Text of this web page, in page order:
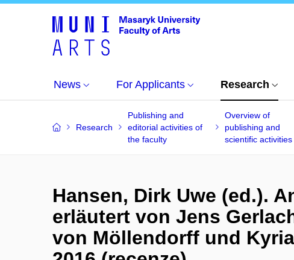
News For Applicants Research
Research
Publishing and
editorial activities of
the faculty
Overview of
publishing and
scientific activities
Hansen, Dirk Uwe (ed.).
erläutert von Jens
von Möllendorff und